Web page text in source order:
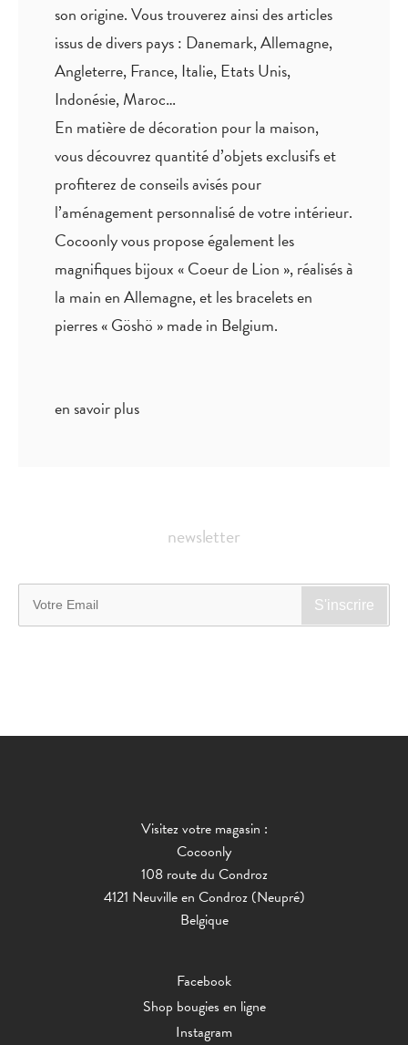
son origine. Vous trouverez ainsi des articles
issus de divers pays : Danemark, Allemagne,
Angleterre, France, Italie, Etats Unis,
Indonésie, Maroc…
En matière de décoration pour la maison,
vous découvrez quantitéd’objets exclusifset
profiterez deconseils aviséspour
l’aménagement personnalisé de votre intérieur.
Cocoonly vous propose également les
magnifiques bijoux « Coeur de Lion », réalisés à
la main en Allemagne, et les bracelets en
pierres « Göshö » made in Belgium.
en savoir plus
newsletter
Visitez votre magasin :
Cocoonly
108 route du Condroz
4121 Neuville en Condroz (Neupré)
Belgique
Facebook
Shop bougies en ligne
Instagram